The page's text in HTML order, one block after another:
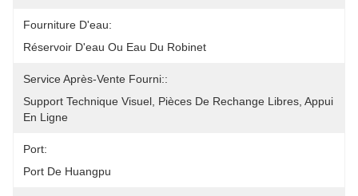
Fourniture D'eau:
Réservoir D'eau Ou Eau Du Robinet
Service Après-Vente Fourni::
Support Technique Visuel, Pièces De Rechange Libres, Appui
En Ligne
Port:
Port De Huangpu